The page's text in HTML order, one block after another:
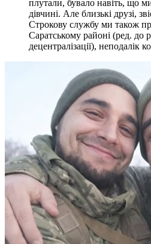
плутали, бувало навіть, що
дівчині. Але близькі друзі,
Строкову службу ми також
Саратському районі (ред. до
децентралізації), неподалік